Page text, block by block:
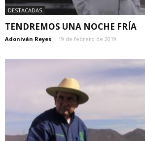
DESTACADAS
TENDREMOS UNA NOCHE FRÍA
Adoniván Reyes - 19 de febrero de 2019